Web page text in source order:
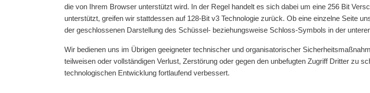
die von Ihrem Browser unterstützt wird. In der Regel handelt es sich dabei um eine 256 Bit
unterstützt, greifen wir stattdessen auf 128-Bit v3 Technologie zurück. Ob eine einzelne Seite
der geschlossenen Darstellung des Schüssel- beziehungsweise Schloss-Symbols in der
Wir bedienen uns im Übrigen geeigneter technischer und organisatorischer
teilweisen oder vollständigen Verlust, Zerstörung oder gegen den unbefugten Zugriff Dritter zu
technologischen Entwicklung fortlaufend verbessert.